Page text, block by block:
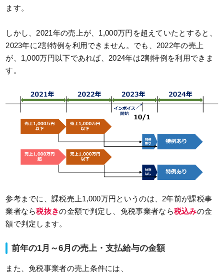
ます。
しかし、2021年の売上が、1,000万円を超えていたとすると、
2023年に2割特例を利用できません。でも、2022年の売上
が、1,000万円以下であれば、2024年は2割特例を利用できま
す。
参考までに、課税売上1,000万円というのは、2年前が課税事
業者なら税抜きの金額で判定し、免税事業者なら税込みの金
額で判定します。
前年の1月～6月の売上・支払給与の金額
また、免税事業者の売上条件には、